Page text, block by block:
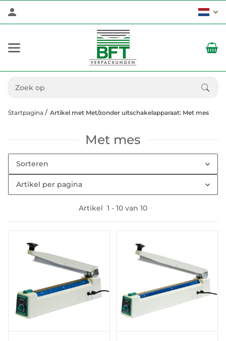
Startpagina Artikel met Met/zonder uitschakelapparaat: Met mes
Met mes
Sorteren
Artikel per pagina
Artikel 1 - 10 van 10